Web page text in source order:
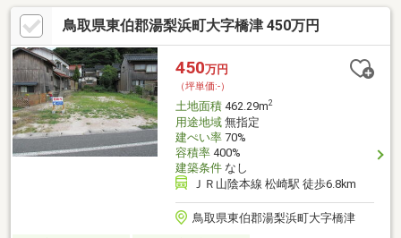
鳥取県東伯郡湯梨浜町大字橋津 450万円
450万円
（坪単価:-）
土地面積462.29m2
用途地域無指定
建ぺい率70%
容積率400%
建築条件なし
ＪＲ山陰本線 松崎駅 徒歩6.8km
鳥取県東伯郡湯梨浜町大字橋津